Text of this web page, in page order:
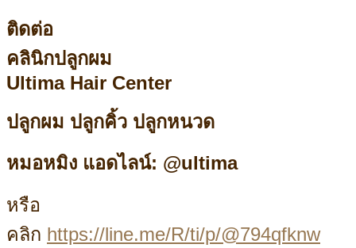
ติดต่อ
คลินิกปลูกผม
Ultima Hair Center
ปลูกผม ปลูกคิ้ว ปลูกหนวด
หมอหมิง แอดไลน์: @ultima
หรือ
คลิก https://line.me/R/ti/p/@794qfknw